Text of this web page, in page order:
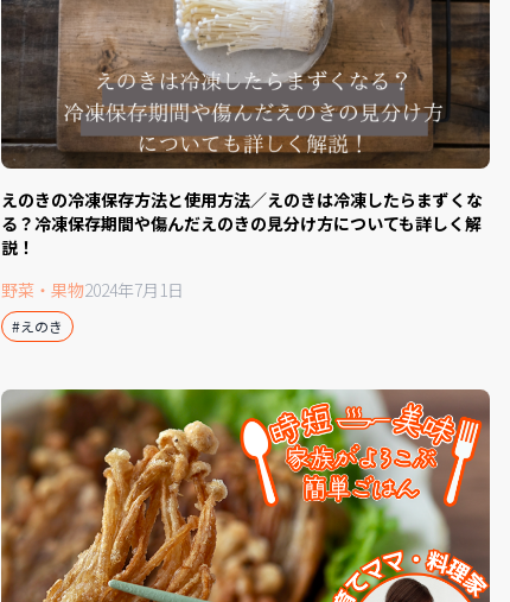
えのきの冷凍保存方法と使用方法／えのきは冷凍したらまずくな
る？冷凍保存期間や傷んだえのきの見分け方についても詳しく解
説！
野菜・果物2024年7月1日
#えのき